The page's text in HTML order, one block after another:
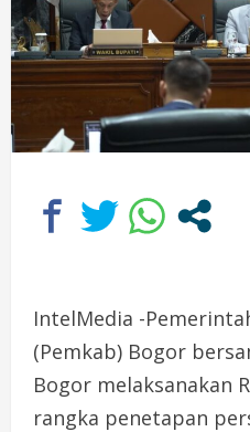
IntelMedia -
(Pemkab) Bogor
Bogor melaksanakan
rangka penetapan